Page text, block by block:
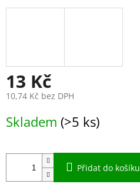
13 Kč
10,74 Kč bez DPH
cena:
Skladem (>5 ks)
Přidat do košíku